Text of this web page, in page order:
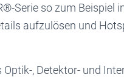
Serie so zum Beispiel
aufzulösen und
, Detektor- und